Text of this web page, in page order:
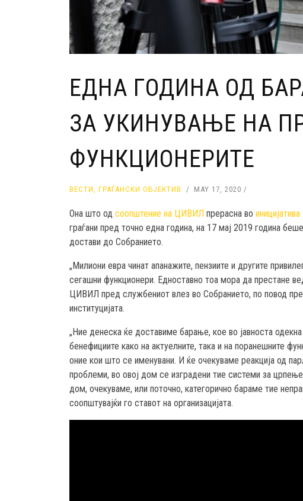
ЕДНА ГОДИНА ОД
ЗА УКИНУВАЊЕ НА
ФУНКЦИОНЕРИТЕ
ВЕСТИ, ГРАЃАНСКИ ОБЈЕКТИВ MAY 17, 2020
Она што од соопштение на ЦИВИЛ прерасна во
граѓани пред точно една година, на 17 мај 2019 година
достави до Собранието.
„Милиони евра чинат апанажите, пензиите и другите
сегашни функционери. Едноставно тоа мора да престане
ЦИВИЛ пред службениот влез во Собранието, по повод
институцијата.
„Ние денеска ќе доставиме барање, кое во јавноста
бенефициите како на актуелните, така и на поранешните
оние кои што се именувани. И ќе очекуваме реакција од
проблеми, во овој дом се изградени тие системи за црпење
дом, очекуваме, или поточно, категорично бараме тие
соопштувајќи го ставот на организацијата.